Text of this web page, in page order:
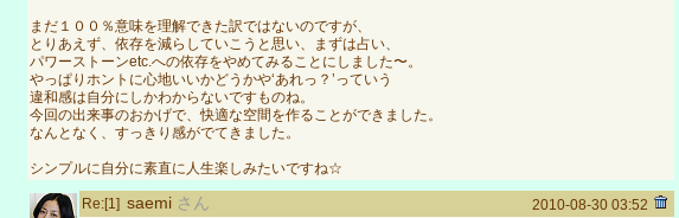
まだ１００％意味を理解できた訳ではないのですが、
とりあえず、依存を減らしていこうと思い、まずは占い、
パワーストーンetc.への依存をやめてみることにしました〜。
やっぱりホントに心地いいかどうかや‘あれっ？’っていう
違和感は自分にしかわからないですものね。
今回の出来事のおかげで、快適な空間を作ることができました。
なんとなく、すっきり感がでてきました。
シンプルに自分に素直に人生楽しみたいですね☆
Re:[1] saemi さん
2010-08-30 03:52